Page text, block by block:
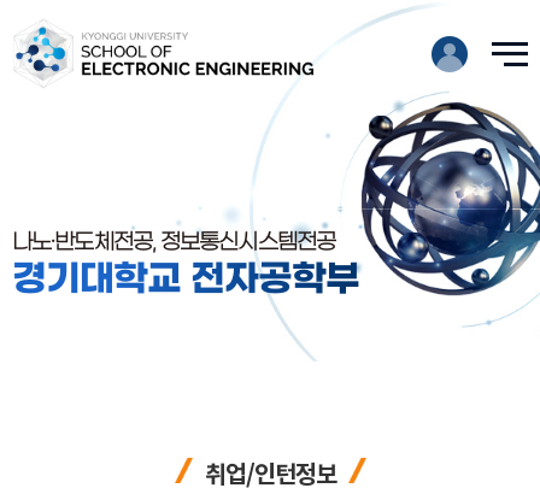
나노·반도체전공, 정보통신시스템전공
경기대학교 전자공학부
취업/인턴정보